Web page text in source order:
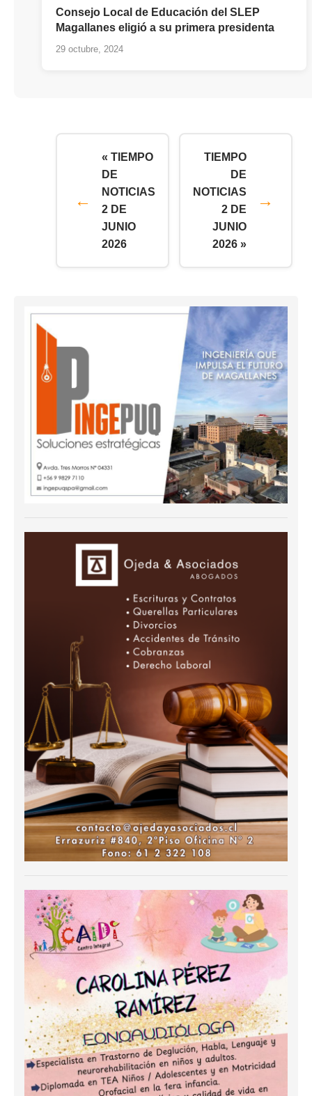
Consejo Local de Educación del SLEP
Magallanes eligió a su primera presidenta
29 octubre, 2024
« TIEMPO
DE
NOTICIAS
2 DE
JUNIO
2026
TIEMPO
DE
NOTICIAS
2 DE
JUNIO
2026 »